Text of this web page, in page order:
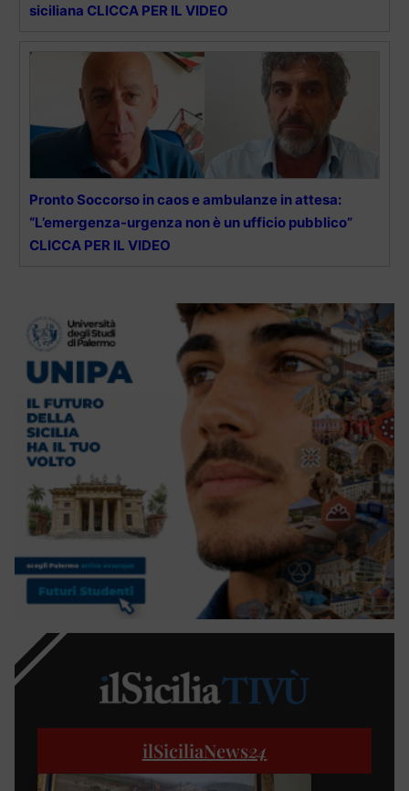
siciliana CLICCA PER IL VIDEO
Pronto Soccorso in caos e ambulanze in attesa:
“L’emergenza-urgenza non è un ufficio pubblico”
CLICCA PER IL VIDEO
ilSiciliaNews24